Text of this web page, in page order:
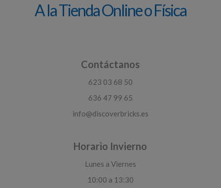
A la Tienda Online o Física
Contáctanos
623 03 68 50
636 47 99 65
info@discoverbricks.es
Horario Invierno
Lunes a Viernes
10:00 a 13:30